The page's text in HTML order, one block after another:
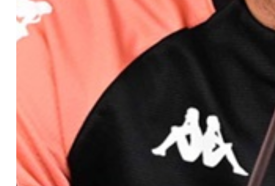
Caffè Boasi x Genoa
Gift Card Online Store
Fortissimo batte il mio cuor